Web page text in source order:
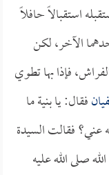
استقبالاً حافلاً
الآخر، لكن
فإذا بها تطوي
فقال: يا بنية ما
فقالت السيدة
صلى الله عليه